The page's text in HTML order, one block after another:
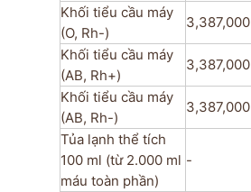
Khối tiểu cầu máy
(O, Rh-)
3,387,000
Khối tiểu cầu máy
(AB, Rh+)
3,387,000
Khối tiểu cầu máy
(AB, Rh-)
3,387,000
Tủa lạnh thể tích
100 ml (từ 2.000 ml
máu toàn phần)
-